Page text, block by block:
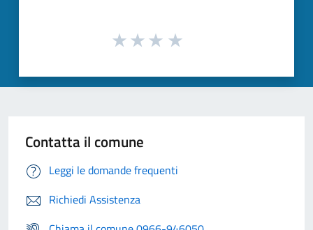
Contatta il comune
Leggi le domande frequenti
Richiedi Assistenza